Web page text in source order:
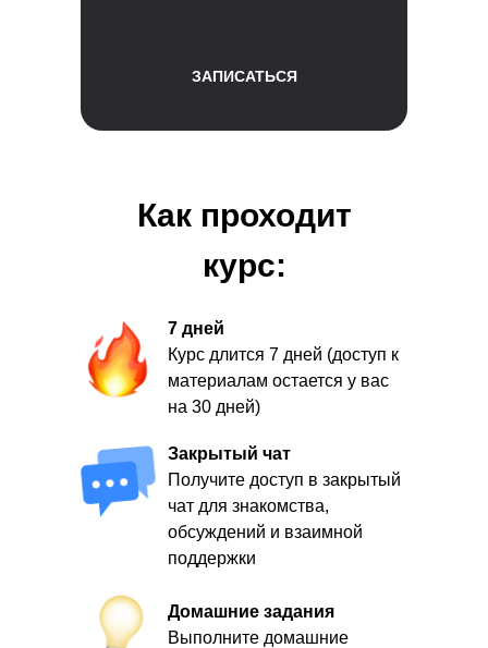
ЗАПИСАТЬСЯ
Закрытый чат
Получите доступ в закрытый
чат для знакомства,
обсуждений и взаимной
поддержки
7 дней
Курс длится 7 дней (доступ к
материалам остается у вас
на 30 дней)
Как проходит
курс:
Домашние задания
Выполните домашние